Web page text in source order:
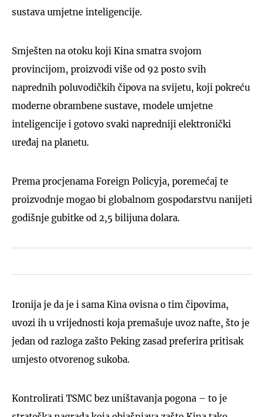
sustava umjetne inteligencije.
Smješten na otoku koji Kina smatra svojom
provincijom, proizvodi više od 92 posto svih
naprednih poluvodičkih čipova na svijetu, koji pokreću
moderne obrambene sustave, modele umjetne
inteligencije i gotovo svaki napredniji elektronički
uređaj na planetu.
Prema procjenama Foreign Policyja, poremećaj te
proizvodnje mogao bi globalnom gospodarstvu nanijeti
godišnje gubitke od 2,5 bilijuna dolara.
Ironija je da je i sama Kina ovisna o tim čipovima,
uvozi ih u vrijednosti koja premašuje uvoz nafte, što je
jedan od razloga zašto Peking zasad preferira pritisak
umjesto otvorenog sukoba.
Kontrolirati TSMC bez uništavanja pogona – to je